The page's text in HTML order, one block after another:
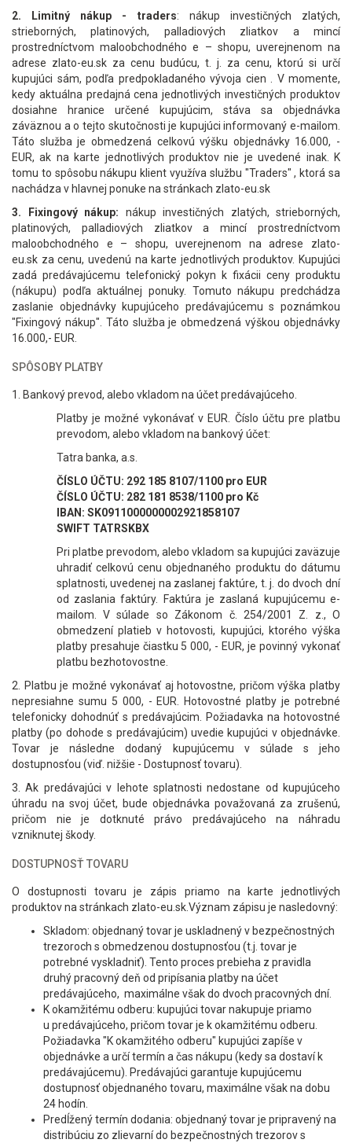
2. Limitný nákup - traders: nákup investičných zlatých,
strieborných, platinových, palladiových zliatkov a mincí
prostredníctvom maloobchodného e – shopu, uverejnenom na
adrese zlato-eu.sk za cenu budúcu, t. j. za cenu, ktorú si určí
kupujúci sám, podľa predpokladaného vývoja cien . V momente,
kedy aktuálna predajná cena jednotlivých investičných produktov
dosiahne hranice určené kupujúcim, stáva sa objednávka
záväznou a o tejto skutočnosti je kupujúci informovaný e-mailom.
Táto služba je obmedzená celkovú výšku objednávky 16.000, -
EUR, ak na karte jednotlivých produktov nie je uvedené inak. K
tomu to spôsobu nákupu klient využíva službu "Traders" , ktorá sa
nachádza v hlavnej ponuke na stránkach zlato-eu.sk
3. Fixingový nákup: nákup investičných zlatých, strieborných,
platinových, palladiových zliatkov a mincí prostredníctvom
maloobchodného e – shopu, uverejnenom na adrese zlato-
eu.sk za cenu, uvedenú na karte jednotlivých produktov. Kupujúci
zadá predávajúcemu telefonický pokyn k fixácii ceny produktu
(nákupu) podľa aktuálnej ponuky. Tomuto nákupu predchádza
zaslanie objednávky kupujúceho predávajúcemu s poznámkou
"Fixingový nákup". Táto služba je obmedzená výškou objednávky
16.000,- EUR.
SPÔSOBY PLATBY
1. Bankový prevod, alebo vkladom na účet predávajúceho.
Platby je možné vykonávať v EUR. Číslo účtu pre platbu
prevodom, alebo vkladom na bankový účet:
Tatra banka, a.s.
ČÍSLO ÚČTU: 292 185 8107/1100 pro EUR
ČÍSLO ÚČTU: 282 181 8538/1100 pro Kč
IBAN: SK0911000000002921858107
SWIFT TATRSKBX
Pri platbe prevodom, alebo vkladom sa kupujúci zaväzuje
uhradiť celkovú cenu objednaného produktu do dátumu
splatnosti, uvedenej na zaslanej faktúre, t. j. do dvoch dní
od zaslania faktúry. Faktúra je zaslaná kupujúcemu e-
mailom. V súlade so Zákonom č. 254/2001 Z. z., O
obmedzení platieb v hotovosti, kupujúci, ktorého výška
platby presahuje čiastku 5 000, - EUR, je povinný vykonať
platbu bezhotovostne.
2. Platbu je možné vykonávať aj hotovostne, pričom výška platby
nepresiahne sumu 5 000, - EUR. Hotovostné platby je potrebné
telefonicky dohodnúť s predávajúcim. Požiadavka na hotovostné
platby (po dohode s predávajúcim) uvedie kupujúci v objednávke.
Tovar je následne dodaný kupujúcemu v súlade s jeho
dostupnosťou (viď. nižšie - Dostupnosť tovaru).
3. Ak predávajúci v lehote splatnosti nedostane od kupujúceho
úhradu na svoj účet, bude objednávka považovaná za zrušenú,
pričom nie je dotknuté právo predávajúceho na náhradu
vzniknutej škody.
DOSTUPNOSŤ TOVARU
O dostupnosti tovaru je zápis priamo na karte jednotlivých
produktov na stránkach zlato-eu.sk.Význam zápisu je nasledovný:
Skladom: objednaný tovar je uskladnený v bezpečnostných
trezoroch s obmedzenou dostupnosťou (t.j. tovar je
potrebné vyskladniť). Tento proces prebieha z pravidla
druhý pracovný deň od pripísania platby na účet
predávajúceho, maximálne však do dvoch pracovných dní.
K okamžitému odberu: kupujúci tovar nakupuje priamo
u predávajúceho, pričom tovar je k okamžitému odberu.
Požiadavka "K okamžitého odberu" kupujúci zapíše v
objednávke a určí termín a čas nákupu (kedy sa dostaví k
predávajúcemu). Predávajúci garantuje kupujúcemu
dostupnosť objednaného tovaru, maximálne však na dobu
24 hodín.
Predĺžený termín dodania: objednaný tovar je pripravený na
distribúciu zo zlievarní do bezpečnostných trezorov s